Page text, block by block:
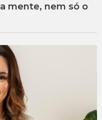
mente, nem só o